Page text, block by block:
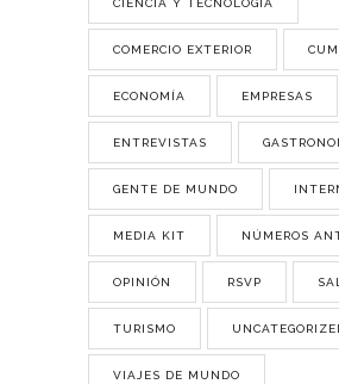
CIENCIA Y TECNOLOGÍA
COMERCIO EXTERIOR
ECONOMÍA EMPRESAS
ENTREVISTAS
GENTE DE MUNDO
MEDIA KIT NÚMEROS
OPINIÓN RSVP
TURISMO
VIAJES DE MUNDO